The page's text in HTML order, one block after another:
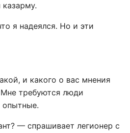
я надеялся. Но и эти
и какого о вас мнения
требуются люди
опытные.
— спрашивает легионер с